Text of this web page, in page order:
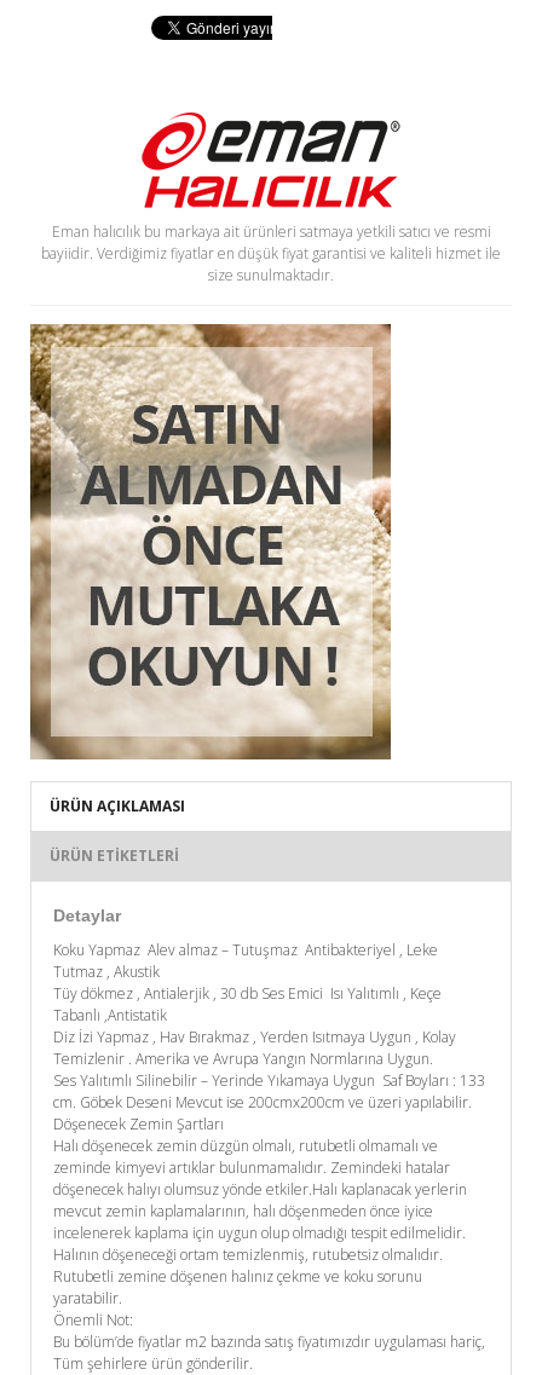
Eman halıcılık bu markaya ait ürünleri satmaya yetkili satıcı ve resmi
bayiidir. Verdiğimiz fiyatlar en düşük fiyat garantisi ve kaliteli hizmet ile
size sunulmaktadır.
ÜRÜN AÇIKLAMASI
ÜRÜN ETIKETLERI
Detaylar
Koku Yapmaz Alev almaz – Tutuşmaz Antibakteriyel , Leke
Tutmaz , Akustik
Tüy dökmez , Antialerjik , 30 db Ses Emici Isı Yalıtımlı , Keçe
Tabanlı ,Antistatik
Diz İzi Yapmaz , Hav Bırakmaz , Yerden Isıtmaya Uygun , Kolay
Temizlenir . Amerika ve Avrupa Yangın Normlarına Uygun.
Ses Yalıtımlı Silinebilir – Yerinde Yıkamaya Uygun Saf Boyları : 133
cm. Göbek Deseni Mevcut ise 200cmx200cm ve üzeri yapılabilir.
Döşenecek Zemin Şartları
Halı döşenecek zemin düzgün olmalı, rutubetli olmamalı ve
zeminde kimyevi artıklar bulunmamalıdır. Zemindeki hatalar
döşenecek halıyı olumsuz yönde etkiler.Halı kaplanacak yerlerin
mevcut zemin kaplamalarının, halı döşenmeden önce iyice
incelenerek kaplama için uygun olup olmadığı tespit edilmelidir.
Halının döşeneceği ortam temizlenmiş, rutubetsiz olmalıdır.
Rutubetli zemine döşenen halınız çekme ve koku sorunu
yaratabilir.
Önemli Not:
Bu bölüm’de fiyatlar m2 bazında satış fiyatımızdır uygulaması hariç,
Tüm şehirlere ürün gönderilir.